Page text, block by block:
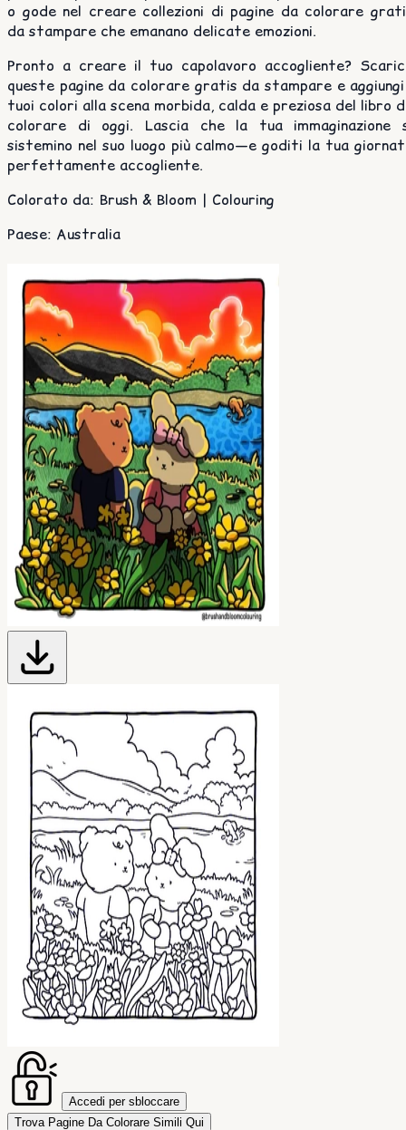
o gode nel creare collezioni di pagine da colorare
da stampare che emanano delicate emozioni.
Pronto a creare il tuo capolavoro accogliente?
queste pagine da colorare gratis da stampare e
tuoi colori alla scena morbida, calda e preziosa del libro
colorare di oggi. Lascia che la tua immaginazione
sistemino nel suo luogo più calmo—e goditi la tua
perfettamente accogliente.
Colorato da: Brush & Bloom | Colouring
Paese: Australia
Accedi per sbloccare
Trova Pagine Da Colorare Simili Qui